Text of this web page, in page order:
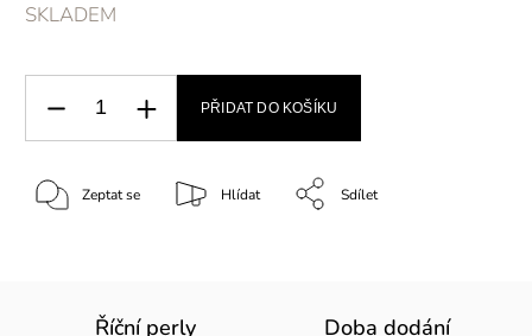
SKLADEM
PŘIDAT DO KOŠÍKU
Zeptat se Hlídat Sdílet
Říční perly Doba dodání